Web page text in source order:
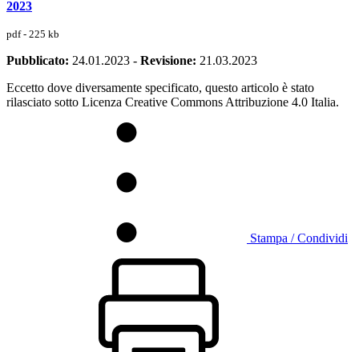
2023
pdf - 225 kb
Pubblicato: 24.01.2023 - Revisione: 21.03.2023
Eccetto dove diversamente specificato, questo articolo è stato
rilasciato sotto Licenza Creative Commons Attribuzione 4.0 Italia.
Stampa / Condividi